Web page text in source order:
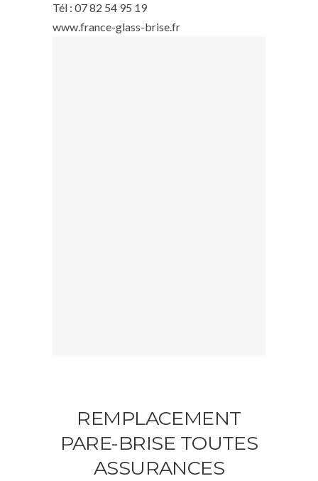
Tél : 07 82 54 95 19
www.france-glass-brise.fr
REMPLACEMENT
PARE-BRISE TOUTES
ASSURANCES